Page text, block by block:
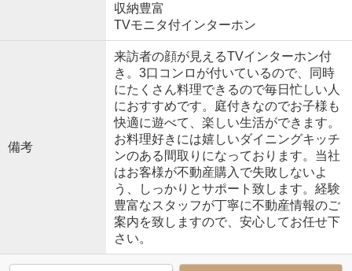
収納豊富
TVモニタ付インターホン
備考
来訪者の顔が見えるTVインターホン付
き。3口コンロが付いているので、同時
にたくさん料理できるので毎日忙しい人
におすすめです。庭付きなのでお子様も
快適に遊べて、楽しい生活ができます。
お料理好きには嬉しいダイニングキッチ
ンのある間取りになっております。当社
はお客様が不動産購入で失敗しないよ
う、しっかりとサポート致します。経験
豊富なスタッフが丁寧に不動産情報のご
案内を致しますので、安心してお任せ下
さい。